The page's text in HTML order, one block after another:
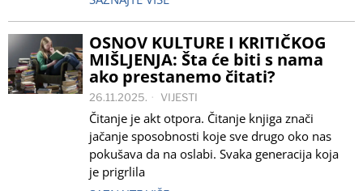
OSNOV KULTURE I KRITIČKOG
MIŠLJENJA: Šta će biti s nama
ako prestanemo čitati?
26.11.2025. VIJESTI
Čitanje je akt otpora. Čitanje knjiga znači
jačanje sposobnosti koje sve drugo oko nas
pokušava da na oslabi. Svaka generacija koja
je prigrlila